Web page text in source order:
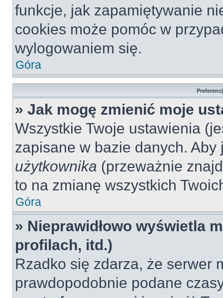
funkcje, jak zapamiętywanie
cookies może pomóc w
wylogowaniem się.
Góra
» Jak mogę zmienić moje
Wszystkie Twoje ustawienia
zapisane w bazie danych.
użytkownika (przeważnie
to na zmianę wszystkich
Góra
» Nieprawidłowo wyświetla
profilach, itd.)
Rzadko się zdarza, że serwer
prawdopodobnie podane